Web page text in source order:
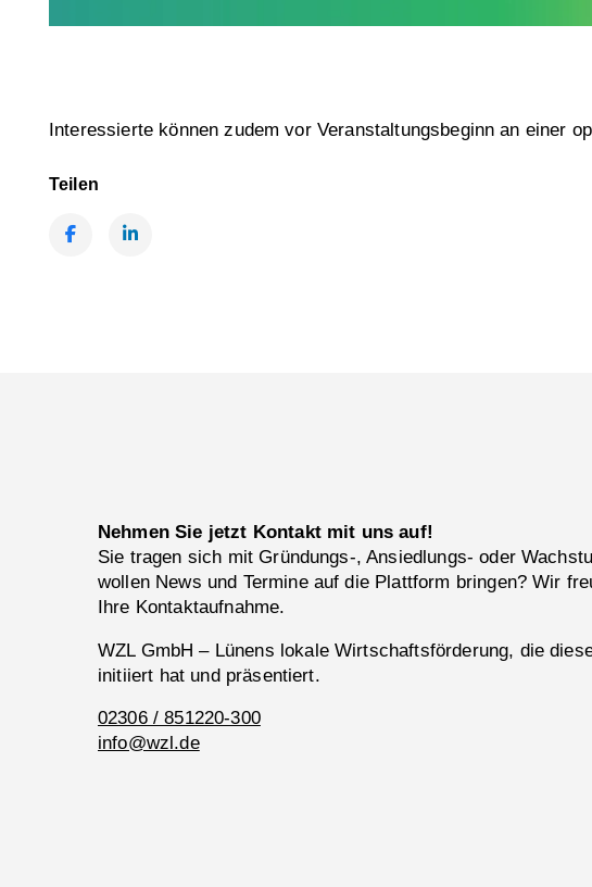
Interessierte können zudem vor Veranstaltungsbeginn an einer
Teilen
Nehmen Sie jetzt Kontakt mit uns auf!
Sie tragen sich mit Gründungs-, Ansiedlungs- oder
wollen News und Termine auf die Plattform bringen? Wir
Ihre Kontaktaufnahme.
WZL GmbH – Lünens lokale Wirtschaftsförderung, die
initiiert hat und präsentiert.
02306 / 851220-300
info@wzl.de